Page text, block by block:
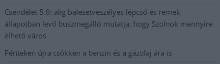
Csendélet 5.0: alig balesetveszélyes lépcső és remek
állapotban levő buszmegálló mutatja, hogy Szolnok mennyire
élhető város
Pénteken újra csökken a benzin és a gázolaj ára is